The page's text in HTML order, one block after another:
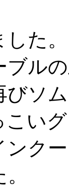
た
ル
びソ
い
ンク